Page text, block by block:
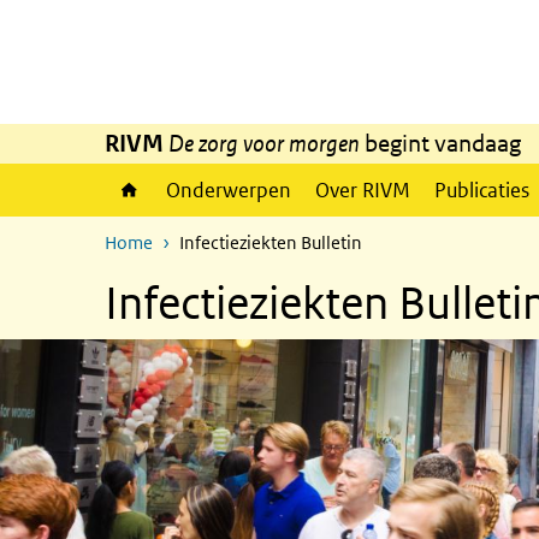
RIVM De zorg voor morgen begint vandaag
Onderwerpen Over RIVM Publicaties
Home Infectieziekten Bulletin
Infectieziekten